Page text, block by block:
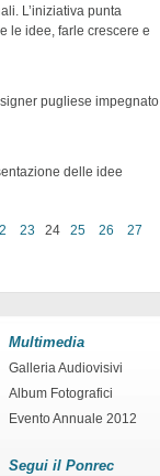
L’iniziativa punta
le idee, farle crescere e
pugliese impegnato
delle idee
23 24 25 26
27
Multimedia
Galleria Audiovisivi
Album Fotografici
Evento Annuale 2012
Segui il Ponrec